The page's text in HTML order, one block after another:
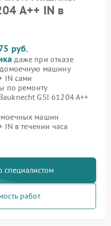
A++ IN в
руб.
даже при отказе
машину
IN сами
по ремонту
GSI 61204 A++
машин
IN в течении часа
специалистом
работ